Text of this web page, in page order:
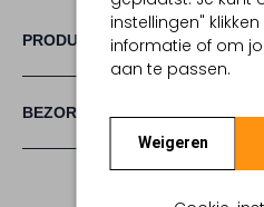
instellingen"
informatie of om
aan te passen.
Weigeren
PRODUCT INFORMATIE
BEZORGEN & RETOURNEREN